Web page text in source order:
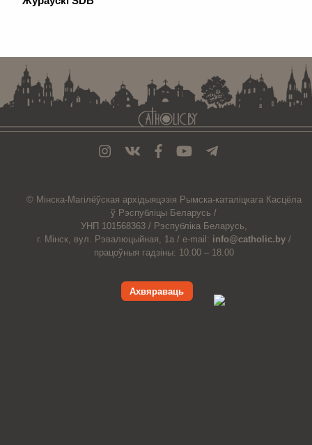
© Мiнска-Магiлёўская архiдыяцэзiя Рымска-каталіцкага Касцёла
ў Рэспубліцы Беларусь /
УНП 101568363 / Рэспубліка Беларусь,
г. Мінск, вул. Рэвалюцыйная, 1а / e-mail: info@catholic.by /
працоўныя гадзіны: 10.00 – 18.00
Ахвяраваць